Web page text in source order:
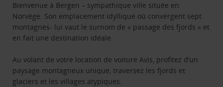
Bienvenue à Bergen – sympathique ville située en
Norvège. Son emplacement idyllique où convergent sept
montagnes- lui vaut le surnom de « passage des fjords » et
en fait une destination idéale.
Au volant de votre location de voiture Avis, profitez d’un
paysage montagneux unique, traversez les fjords et
glaciers et les villages atypiques.